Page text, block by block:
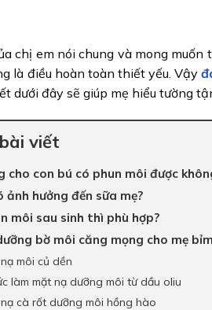
chị em nói chung và mong
là điều hoàn toàn thiết yếu. Vậy
dưới đây sẽ giúp mẹ hiểu tường
viết
cho con bú có phun môi được
ảnh hưởng đến sữa mẹ?
môi sau sinh thì phù hợp?
bờ môi căng mọng cho mẹ
môi củ dền
làm mặt nạ dưỡng môi từ dầu oliu
cà rốt dưỡng môi hồng hào